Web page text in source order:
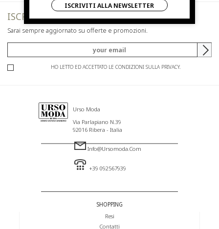
ISCRIVITI ALLA NEWSLETTER
Sarai sempre aggiornato su offerte e promozioni.
HO LETTO ED ACCETTATO LE CONDIZIONI SULLA PRIVACY.
Urso Moda
Via Parlapiano N.39
92016 Ribera - Italia
Info@ursomoda.com
+39 092567939
SHOPPING
Resi
Contatti
ISCRIVITI ALLA NEWSLETTER